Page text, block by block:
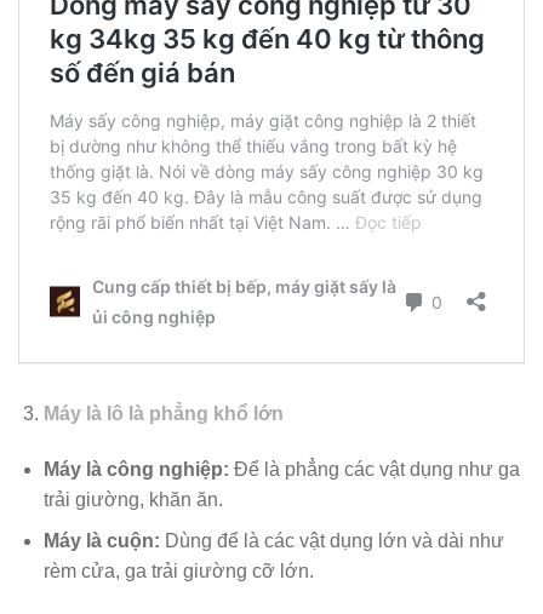
Máy là lô là phẳng khổ lớn
Máy là công nghiệp: Để là phẳng các vật dụng như ga
trải giường, khăn ăn.
Máy là cuộn: Dùng để là các vật dụng lớn và dài như
rèm cửa, ga trải giường cỡ lớn.